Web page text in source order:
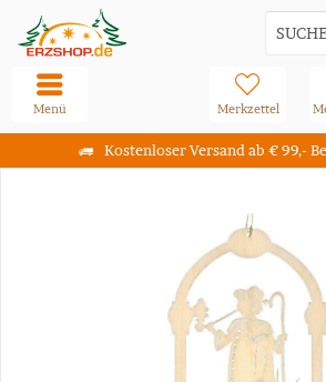
Kostenloser Versand ab € 99,-
Merkzettel
Menü